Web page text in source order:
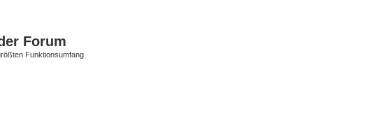
Forum
Funktionsumfang